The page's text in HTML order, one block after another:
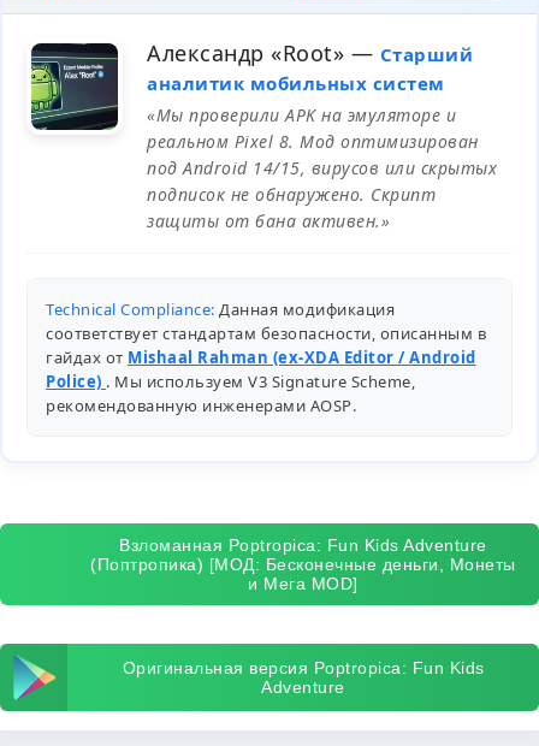
Александр «Root» — Старший
аналитик мобильных систем
«Мы проверили APK на эмуляторе и
реальном Pixel 8. Мод оптимизирован
под Android 14/15, вирусов или скрытых
подписок не обнаружено. Скрипт
защиты от бана активен.»
Technical Compliance: Данная модификация
соответствует стандартам безопасности, описанным в
гайдах от Mishaal Rahman (ex-XDA Editor / Android
Police) . Мы используем V3 Signature Scheme,
рекомендованную инженерами AOSP.
Взломанная Poptropica: Fun Kids Adventure
(Поптропика) [МОД: Бесконечные деньги, Монеты
и Мега MOD]
Оригинальная версия Poptropica: Fun Kids
Adventure